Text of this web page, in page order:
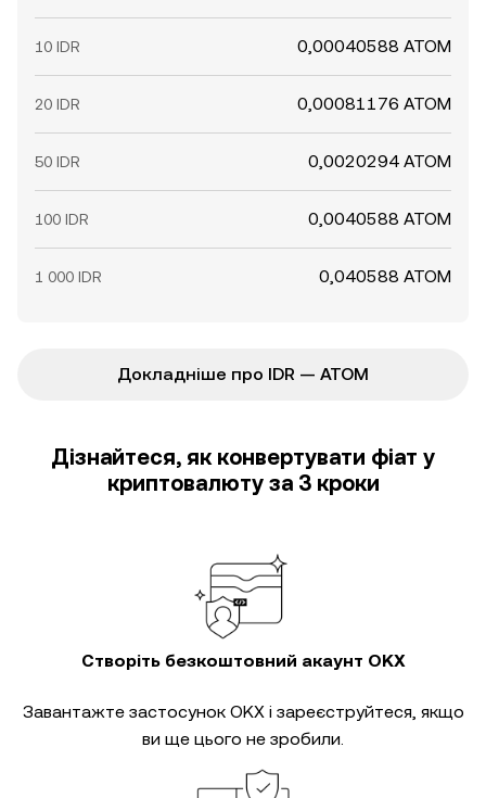
10 IDR 0,00040588 ATOM
20 IDR 0,00081176 ATOM
50 IDR 0,0020294 ATOM
100 IDR 0,0040588 ATOM
1 000 IDR 0,040588 ATOM
Докладніше про IDR — ATOM
Дізнайтеся, як конвертувати фіат у
криптовалюту за 3 кроки
Створіть безкоштовний акаунт OKX
Завантажте застосунок OKX і зареєструйтеся, якщо
ви ще цього не зробили.